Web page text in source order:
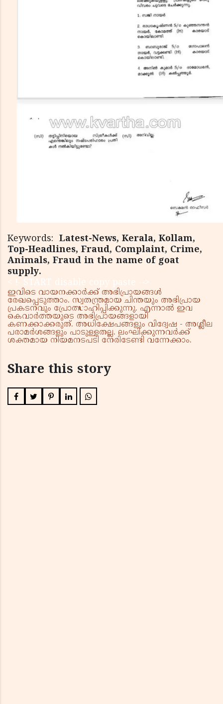
Keywords: Latest-News, Kerala, Kollam,
Top-Headlines, Fraud, Complaint, Crime,
Animals, Fraud in the name of goat
supply.
< !- START disable copy paste -->
ഇവിടെ വായനക്കാർക്ക് അഭിപ്രായങ്ങൾ
രേഖപ്പെടുത്താം. സ്വതന്ത്രമായ ചിന്തയും അഭിപ്രായ
പ്രകടനവും പ്രോത്സാഹിപ്പിക്കുന്നു. എന്നാൽ ഇവ
കെവാർത്തയുടെ അഭിപ്രായങ്ങളായി
കണക്കാക്കരുത്. അധിക്ഷേപങ്ങളും വിദ്വേഷ - അശ്ലീല
പരാമർശങ്ങളും പാടുള്ളതല്ല. ലംഘിക്കുന്നവർക്ക്
ശക്തമായ നിയമനടപടി നേരിടേണ്ടി വന്നേക്കാം.
Share this story